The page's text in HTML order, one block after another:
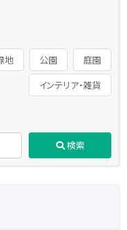
地 公園
庭園
インテリア・雑貨
検索